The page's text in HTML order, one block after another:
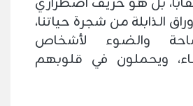
الذابلة من شجرة حياتنا،
والضوء لأشخاص
ويحملون في قلوبهم